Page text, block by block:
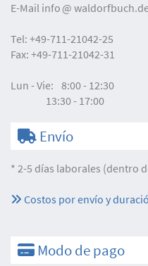
E-Mail info
Tel: +49-711-21042-25
Fax: +49-711-21042-31
Lun - Vie: 8:00 - 12:30
13:30 - 17:00
Envío
* 2-5 días laborales (dentro
Costos por envío y
Modo de pago